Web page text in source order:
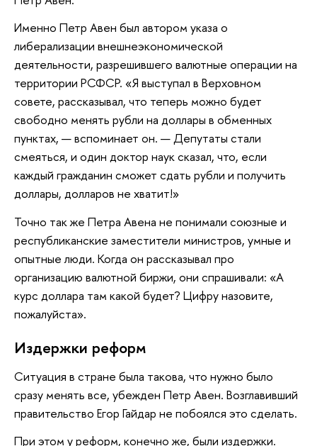
Именно Петр Авен был автором указа о
либерализации внешнеэкономической
деятельности, разрешившего валютные операции на
территории РСФСР. «Я выступал в Верховном
совете, рассказывал, что теперь можно будет
свободно менять рубли на доллары в обменных
пунктах, — вспоминает он. — Депутаты стали
смеяться, и один доктор наук сказал, что, если
каждый гражданин сможет сдать рубли и получить
доллары, долларов не хватит!»
Точно так же Петра Авена не понимали союзные и
республиканские заместители министров, умные и
опытные люди. Когда он рассказывал про
организацию валютной биржи, они спрашивали: «А
курс доллара там какой будет? Цифру назовите,
пожалуйста».
Издержки реформ
Ситуация в стране была такова, что нужно было
сразу менять все, убежден Петр Авен. Возглавивший
правительство Егор Гайдар не побоялся это сделать.
При этом у реформ, конечно же, были издержки.